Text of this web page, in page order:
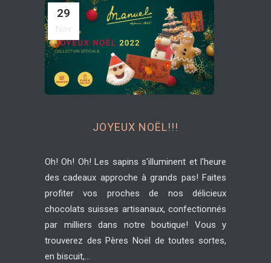
29
Nov
JOYEUX NOËL!!!
Oh! Oh! Oh! Les sapins s'illuminent et l'heure
des cadeaux approche à grands pas! Faites
profiter vos proches de nos délicieux
chocolats suisses artisanaux, confectionnés
par milliers dans notre boutique! Vous y
trouverez des Pères Noël de toutes sortes,
en biscuit,...